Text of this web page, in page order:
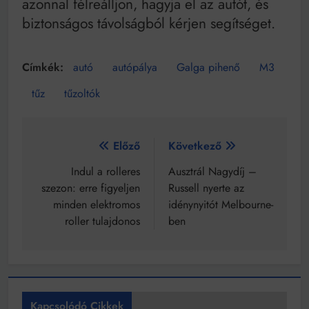
biztonságos távolságból kérjen segítséget.
autó autópálya Galga pihenő
M3
tűz
tűzoltók
Bejegyzés
navigáció
Előző
Indul a rolleres
szezon: erre figyeljen
minden elektromos
roller tulajdonos
Következő
Ausztrál Nagydíj –
Russell nyerte az
idénynyitót Melbourne-
ben